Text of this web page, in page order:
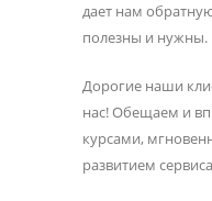
дает нам
полезны и нужны.
Дорогие наши
нас! Обещаем и
курсами,
развитием